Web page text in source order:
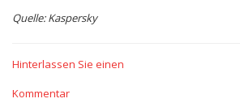
Quelle: Kaspersky
Hinterlassen Sie einen
Kommentar